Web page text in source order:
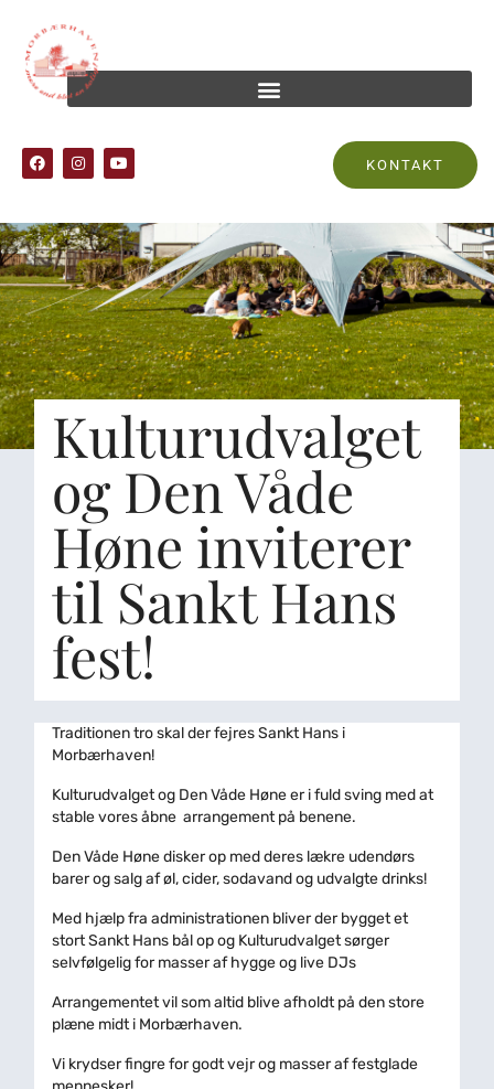
KONTAKT
Kulturudvalget
og Den Våde
Høne inviterer
til Sankt Hans
fest!
Traditionen tro skal der fejres Sankt Hans i
Morbærhaven!
Kulturudvalget og Den Våde Høne er i fuld sving med at
stable vores åbne arrangement på benene.
Den Våde Høne disker op med deres lækre udendørs
barer og salg af øl, cider, sodavand og udvalgte drinks!
Med hjælp fra administrationen bliver der bygget et
stort Sankt Hans bål op og Kulturudvalget sørger
selvfølgelig for masser af hygge og live DJs
Arrangementet vil som altid blive afholdt på den store
plæne midt i Morbærhaven.
Vi krydser fingre for godt vejr og masser af festglade